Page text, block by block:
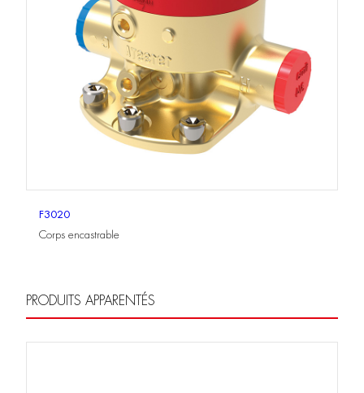
F3020
Corps encastrable
PRODUITS APPARENTÉS